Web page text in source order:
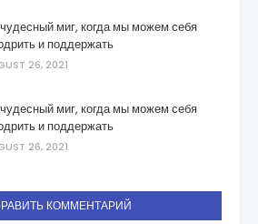
миг, когда мы можем себя
и поддержать
26, 2021
миг, когда мы можем себя
и поддержать
26, 2021
КОММЕНТАРИЙ